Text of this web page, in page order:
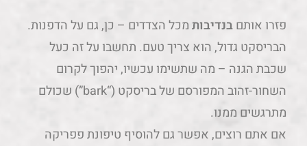
פזרו אותםבנדיבותמכל הצדדים – כן, גם על הדפנות.
הבריסקט גדול, הוא צריך טעם. תחשבו על זה כעל
שכבת הגנה – מה שתשימו עכשיו, יהפוך לקרום
השחור-זהוב המפורסם של בריסקט (“bark”) שכולם
מתרגשים ממנו.
אם אתם רוצים, אפשר גם להוסיף טיפונת פפריקה